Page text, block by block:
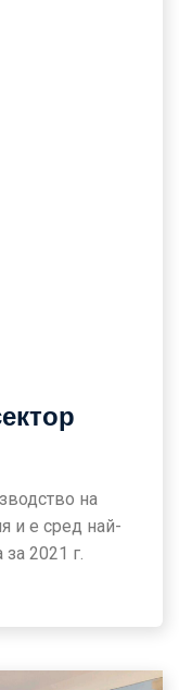
на
и е сред най-
2021 г.